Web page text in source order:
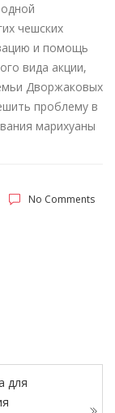
чешских
и помощь
вида акции,
Дворжаковых
проблему в
марихуаны
No Comments
для